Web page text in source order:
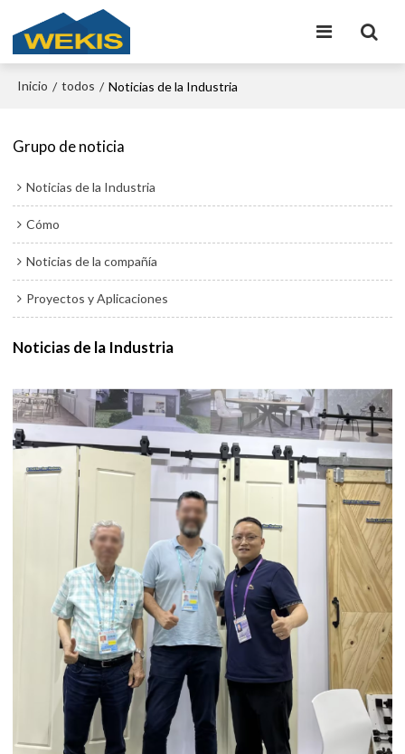
Inicio / todos / Noticias de la Industria
Grupo de noticia
Noticias de la Industria
Cómo
Noticias de la compañía
Proyectos y Aplicaciones
Noticias de la Industria